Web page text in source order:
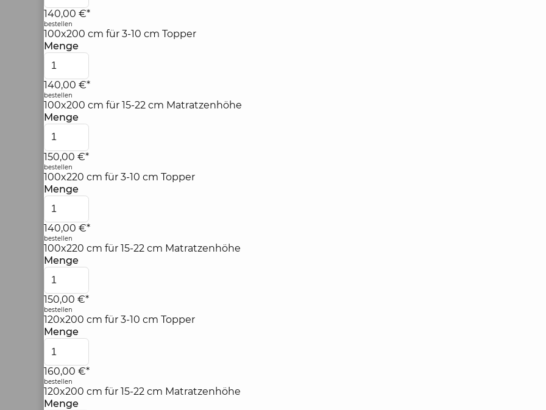
140,00 €*
bestellen
100x200 cm für 3-10 cm Topper
Menge
140,00 €*
bestellen
100x200 cm für 15-22 cm Matratzenhöhe
Menge
150,00 €*
bestellen
100x220 cm für 3-10 cm Topper
Menge
140,00 €*
bestellen
100x220 cm für 15-22 cm Matratzenhöhe
Menge
150,00 €*
bestellen
120x200 cm für 3-10 cm Topper
Menge
160,00 €*
bestellen
120x200 cm für 15-22 cm Matratzenhöhe
Menge